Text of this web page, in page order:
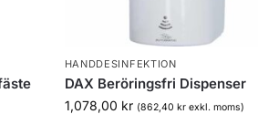
HANDDESINFEKTION
DAX Beröringsfri Dispenser
1,078,00 kr (862,40 krexkl. moms)